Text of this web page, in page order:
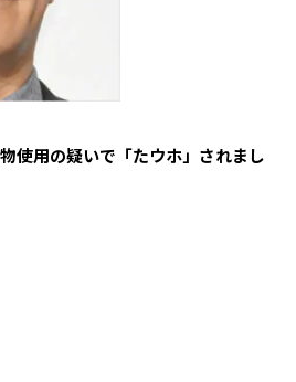
使用の疑いで「たウホ」されまし